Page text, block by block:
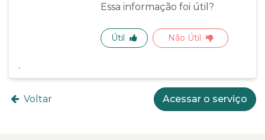
Essa informação foi útil?
Útil Não Útil
Voltar Acessar o serviço